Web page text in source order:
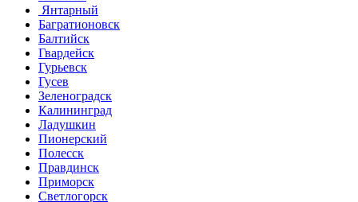
Янтарный
Багратионовск
Балтийск
Гвардейск
Гурьевск
Гусев
Зеленоградск
Калининград
Ладушкин
Пионерский
Полесск
Правдинск
Приморск
Светлогорск